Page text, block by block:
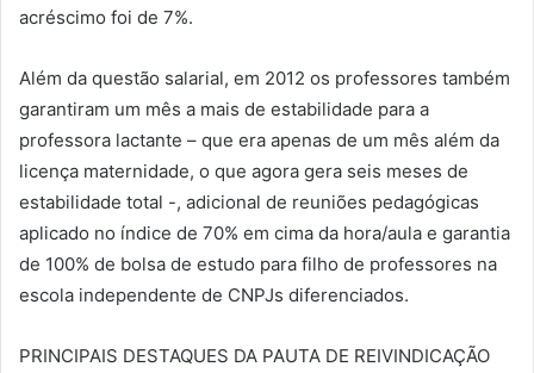
acréscimo foi de 7%.
Além da questão salarial, em 2012 os professores também
garantiram um mês a mais de estabilidade para a
professora lactante – que era apenas de um mês além da
licença maternidade, o que agora gera seis meses de
estabilidade total -, adicional de reuniões pedagógicas
aplicado no índice de 70% em cima da hora/aula e garantia
de 100% de bolsa de estudo para filho de professores na
escola independente de CNPJs diferenciados.
PRINCIPAIS DESTAQUES DA PAUTA DE REIVINDICAÇÃO